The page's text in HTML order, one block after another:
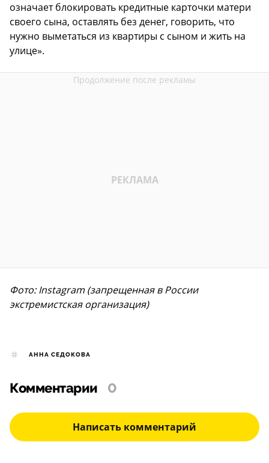
означает блокировать кредитные карточки матери
своего сына, оставлять без денег, говорить, что
нужно выметаться из квартиры с сыном и жить на
улице».
Фото: Instagram (запрещенная в России
экстремистская организация)
АННА СЕДОКОВА
Комментарии 0
Написать комментарий